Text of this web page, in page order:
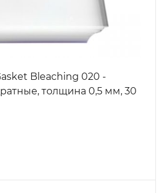
Bleaching 020 -
толщина 0,5 мм, 30